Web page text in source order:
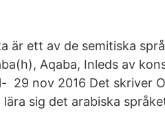
är ett av de semitiska
Aqaba, Inleds av
29 nov 2016 Det skriver
sig det arabiska